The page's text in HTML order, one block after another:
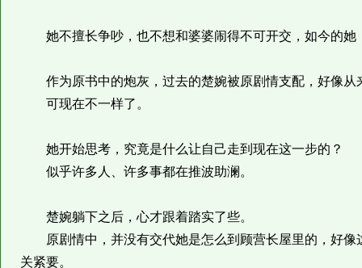
她不擅长争吵，也不想和婆婆闹得不可开交，如今的她
作为原书中的炮灰，过去的楚婉被原剧情支配，好像从
可现在不一样了。
她开始思考，究竟是什么让自己走到现在这一步的？
似乎许多人、许多事都在推波助澜。
楚婉躺下之后，心才跟着踏实了些。
原剧情中，并没有交代她是怎么到顾营长屋里的，好像
关紧要。